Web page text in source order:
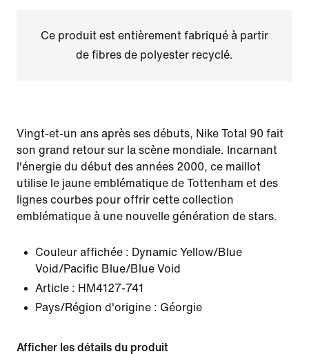
Ce produit est entièrement fabriqué à partir
de fibres de polyester recyclé.
Vingt-et-un ans après ses débuts, Nike Total 90 fait
son grand retour sur la scène mondiale. Incarnant
l'énergie du début des années 2000, ce maillot
utilise le jaune emblématique de Tottenham et des
lignes courbes pour offrir cette collection
emblématique à une nouvelle génération de stars.
Couleur affichée : Dynamic Yellow/Blue
Void/Pacific Blue/Blue Void
Article : HM4127-741
Pays/Région d'origine : Géorgie
Afficher les détails du produit